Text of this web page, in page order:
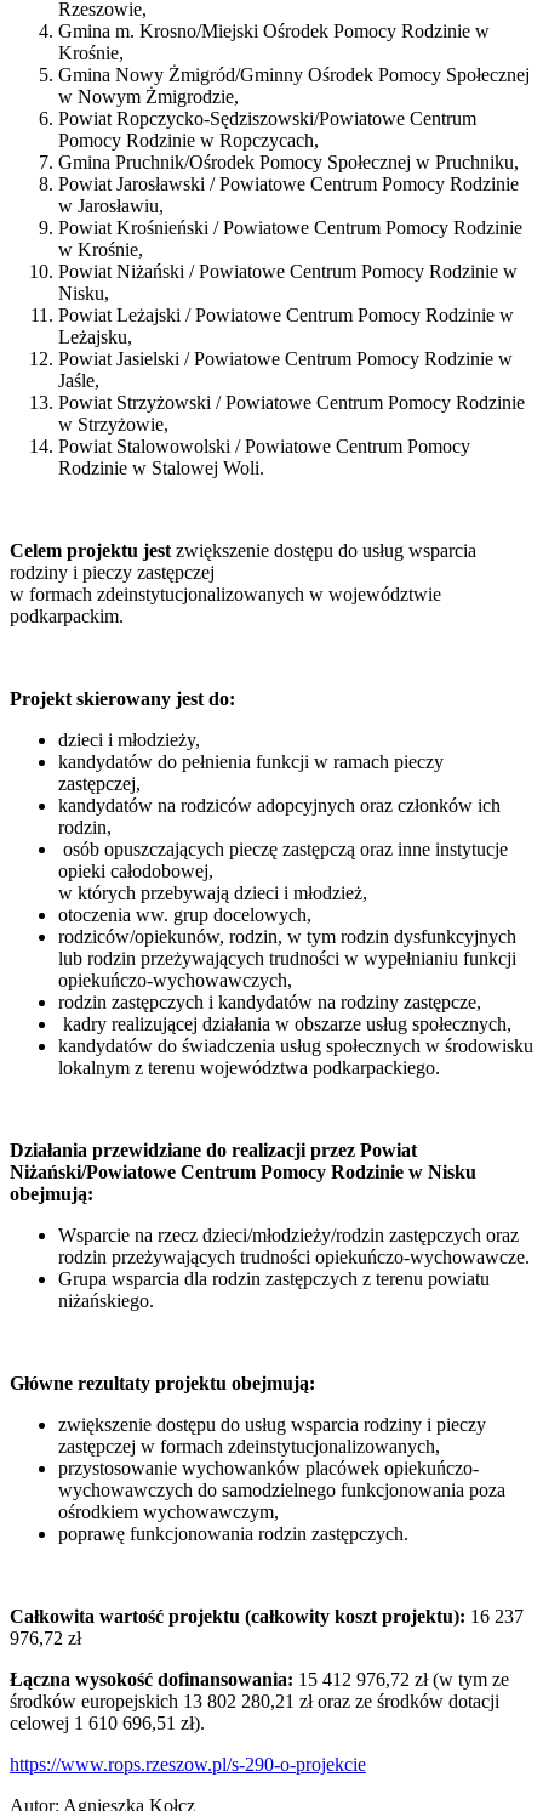
Rzeszowie,
Gmina m. Krosno/Miejski Ośrodek Pomocy Rodzinie w
Krośnie,
Gmina Nowy Żmigród/Gminny Ośrodek Pomocy Społecznej
w Nowym Żmigrodzie,
Powiat Ropczycko-Sędziszowski/Powiatowe Centrum
Pomocy Rodzinie w Ropczycach,
Gmina Pruchnik/Ośrodek Pomocy Społecznej w Pruchniku,
Powiat Jarosławski / Powiatowe Centrum Pomocy Rodzinie
w Jarosławiu,
Powiat Krośnieński / Powiatowe Centrum Pomocy Rodzinie
w Krośnie,
Powiat Niżański / Powiatowe Centrum Pomocy Rodzinie w
Nisku,
Powiat Leżajski / Powiatowe Centrum Pomocy Rodzinie w
Leżajsku,
Powiat Jasielski / Powiatowe Centrum Pomocy Rodzinie w
Jaśle,
Powiat Strzyżowski / Powiatowe Centrum Pomocy Rodzinie
w Strzyżowie,
Powiat Stalowowolski / Powiatowe Centrum Pomocy
Rodzinie w Stalowej Woli.
Celem projektu jest zwiększenie dostępu do usług wsparcia
rodziny i pieczy zastępczej
w formach zdeinstytucjonalizowanych w województwie
podkarpackim.
Projekt skierowany jest do:
dzieci i młodzieży,
kandydatów do pełnienia funkcji w ramach pieczy
zastępczej,
kandydatów na rodziców adopcyjnych oraz członków ich
rodzin,
osób opuszczających pieczę zastępczą oraz inne instytucje
opieki całodobowej,
w których przebywają dzieci i młodzież,
otoczenia ww. grup docelowych,
rodziców/opiekunów, rodzin, w tym rodzin dysfunkcyjnych
lub rodzin przeżywających trudności w wypełnianiu funkcji
opiekuńczo-wychowawczych,
rodzin zastępczych i kandydatów na rodziny zastępcze,
kadry realizującej działania w obszarze usług społecznych,
kandydatów do świadczenia usług społecznych w środowisku
lokalnym z terenu województwa podkarpackiego.
Działania przewidziane do realizacji przez Powiat
Niżański/Powiatowe Centrum Pomocy Rodzinie w Nisku
obejmują:
Wsparcie na rzecz dzieci/młodzieży/rodzin zastępczych oraz
rodzin przeżywających trudności opiekuńczo-wychowawcze.
Grupa wsparcia dla rodzin zastępczych z terenu powiatu
niżańskiego.
Główne rezultaty projektu obejmują:
zwiększenie dostępu do usług wsparcia rodziny i pieczy
zastępczej w formach zdeinstytucjonalizowanych,
przystosowanie wychowanków placówek opiekuńczo-
wychowawczych do samodzielnego funkcjonowania poza
ośrodkiem wychowawczym,
poprawę funkcjonowania rodzin zastępczych.
Całkowita wartość projektu (całkowity koszt projektu): 16 237
976,72 zł
Łączna wysokość dofinansowania: 15 412 976,72 zł (w tym ze
środków europejskich 13 802 280,21 zł oraz ze środków dotacji
celowej 1 610 696,51 zł).
https://www.rops.rzeszow.pl/s-290-o-projekcie
Autor: Agnieszka Kołcz